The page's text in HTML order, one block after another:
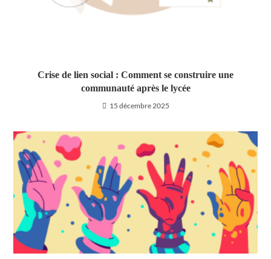
Crise de lien social : Comment se construire une
communauté après le lycée
15 décembre 2025